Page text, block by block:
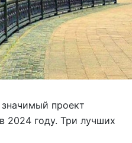
проект
2024 году. Три лучших